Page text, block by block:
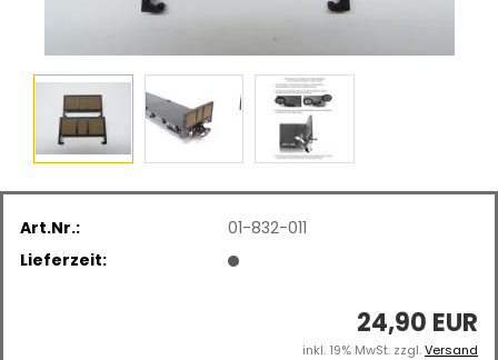
Art.Nr.:
01-832-011
Lieferzeit:
24,90 EUR
inkl. 19% MwSt. zzgl.Versand